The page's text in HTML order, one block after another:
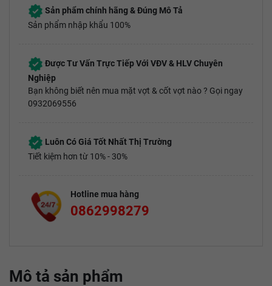
Sản phẩm chính hãng & Đúng Mô Tả
Sản phẩm nhập khẩu 100%
Được Tư Vấn Trực Tiếp Với VĐV & HLV Chuyên
Nghiệp
Bạn không biết nên mua mặt vợt & cốt vợt nào ? Gọi ngay
0932069556
Luôn Có Giá Tốt Nhất Thị Trường
Tiết kiệm hơn từ 10% - 30%
Hotline mua hàng
0862998279
Mô tả sản phẩm